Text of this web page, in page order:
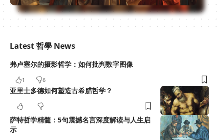
Latest 哲學 News
弗卢塞尔的摄影哲学：如何批判数字图像
1 6
亚里士多德如何塑造古希腊哲学？
萨特哲学精髓：5句震撼名言深度解读与人生启
示